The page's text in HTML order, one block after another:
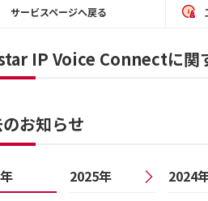
サービスページへ戻る
IP Voice Connectに関
お知らせ
2025年 2024